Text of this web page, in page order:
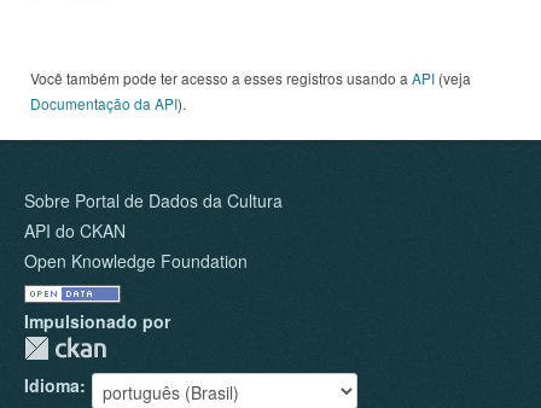
Você também pode ter acesso a esses registros usando a API (veja
Documentação da API).
Sobre Portal de Dados da Cultura
API do CKAN
Open Knowledge Foundation
Impulsionado por
Idioma